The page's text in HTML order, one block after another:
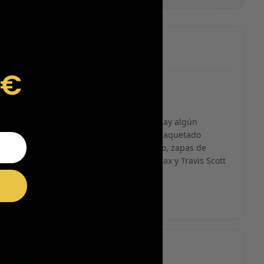
★
Total control del pedido, te avisan si hay algún
problema con el modelo elegido, empaquetado
perfecto con caja original y embolsado, zapas de
altísima calidad y acabados top. Air Max y Travis Scott
espectaculares. Recomendable 100%.